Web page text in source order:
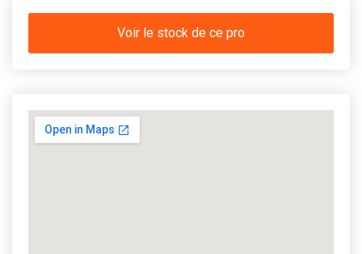
Voir le stock de ce pro